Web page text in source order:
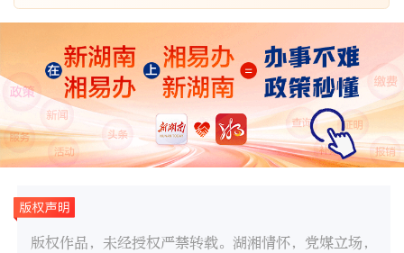
版权作品，未经授权严禁转载。湖湘情怀，党媒立场，